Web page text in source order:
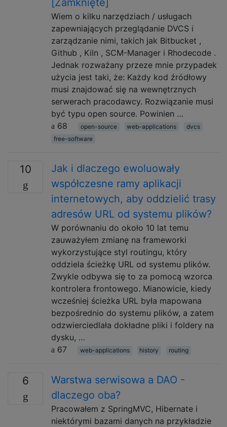
[Zamknięte]
Wiem o kilku narzędziach / usługach
zapewniających przeglądanie DVCS i
zarządzanie nimi, takich jak Bitbucket ,
Github , Kiln , SCM-Manager i Rhodecode .
Jednak rozważany przeze mnie przypadek
użycia jest taki, że: Każdy kod źródłowy
musi znajdować się na wewnętrznych
serwerach pracodawcy. Rozwiązanie musi
być typu open source. Powinien …
68
open-source web-applications
dvcs
free-software
10
Jak i dlaczego ewoluowały
współczesne ramy aplikacji
internetowych, aby oddzielić trasy
adresów URL od systemu plików?
W porównaniu do około 10 lat temu
zauważyłem zmianę na frameworki
wykorzystujące styl routingu, który
oddziela ścieżkę URL od systemu plików.
Zwykle odbywa się to za pomocą wzorca
kontrolera frontowego. Mianowicie, kiedy
wcześniej ścieżka URL była mapowana
bezpośrednio do systemu plików, a zatem
odzwierciedlała dokładne pliki i foldery na
dysku, …
67
web-applications history routing
6
Warstwa serwisowa a DAO -
dlaczego oba?
Pracowałem z SpringMVC, Hibernate i
niektórymi bazami danych na przykładzie